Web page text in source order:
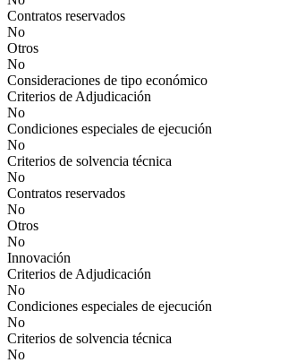
Contratos reservados
No
Otros
No
Consideraciones de tipo económico
Criterios de Adjudicación
No
Condiciones especiales de ejecución
No
Criterios de solvencia técnica
No
Contratos reservados
No
Otros
No
Innovación
Criterios de Adjudicación
No
Condiciones especiales de ejecución
No
Criterios de solvencia técnica
No